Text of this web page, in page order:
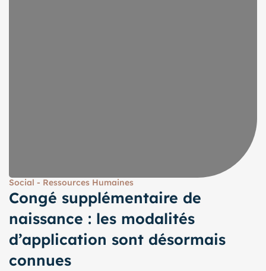
Social - Ressources Humaines
Congé supplémentaire de
naissance : les modalités
d’application sont désormais
connues